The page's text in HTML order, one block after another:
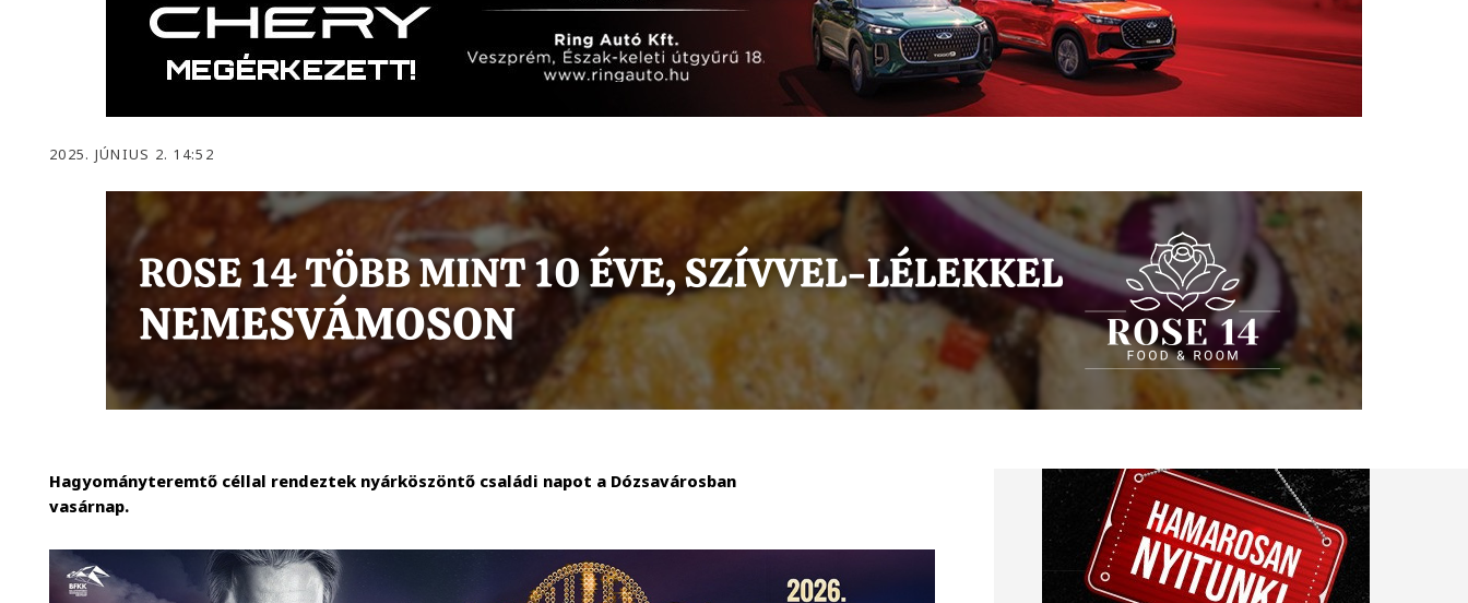
2025. JÚNIUS 2. 14:52
Hagyományteremtő céllal rendeztek nyárköszöntő családi napot a Dózsavárosban
vasárnap.